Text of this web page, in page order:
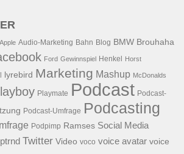
Apple Audio-Marketing Bahn Blog BMW Brouhaha
Ford Gewinnspiel Henkel Horst
lyrebird Marketing Mashup McDonalds
Playmate Podcast Podcast-
Podcast-Umfrage Podcasting
Podpimp Ramses Social Media
Twitter Video voco voice avatar voice